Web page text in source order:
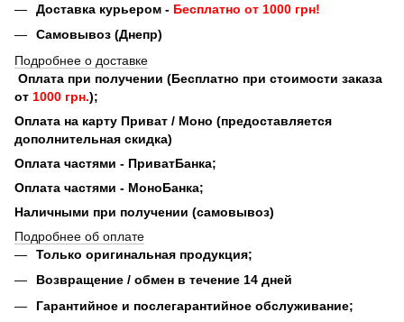
Доставка курьером - Бесплатно от 1000 грн!
Самовывоз (Днепр)
Подробнее о доставке
Оплата при получении (Бесплатно при стоимости заказа
от 1000 грн.);
Оплата на карту Приват / Моно (предоставляется
дополнительная скидка)
Оплата частями - ПриватБанка;
Оплата частями - МоноБанка;
Наличными при получении (самовывоз)
Подробнее об оплате
Только оригинальная продукция;
Возвращение / обмен в течение 14 дней
Гарантийное и послегарантийное обслуживание;